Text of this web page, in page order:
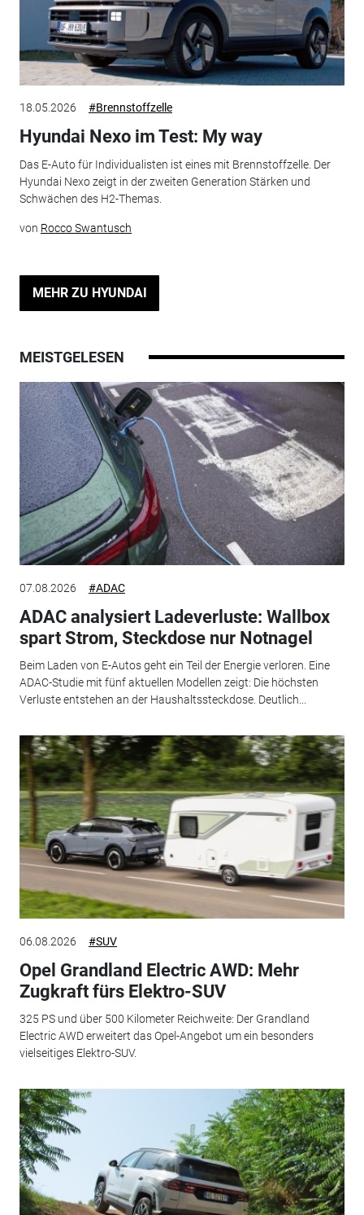
18.05.2026 #Brennstoffzelle
Hyundai Nexo im Test: My way
Das E-Auto für Individualisten ist eines mit Brennstoffzelle. Der
Hyundai Nexo zeigt in der zweiten Generation Stärken und
Schwächen des H2-Themas.
von Rocco Swantusch
MEHR ZU HYUNDAI
MEISTGELESEN
07.08.2026 #ADAC
ADAC analysiert Ladeverluste: Wallbox
spart Strom, Steckdose nur Notnagel
Beim Laden von E-Autos geht ein Teil der Energie verloren. Eine
ADAC-Studie mit fünf aktuellen Modellen zeigt: Die höchsten
Verluste entstehen an der Haushaltssteckdose. Deutlich...
06.08.2026 #SUV
Opel Grandland Electric AWD: Mehr
Zugkraft fürs Elektro-SUV
325 PS und über 500 Kilometer Reichweite: Der Grandland
Electric AWD erweitert das Opel-Angebot um ein besonders
vielseitiges Elektro-SUV.